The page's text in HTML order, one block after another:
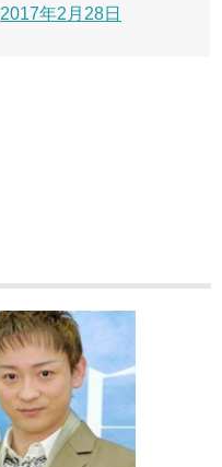
2017年2月28日